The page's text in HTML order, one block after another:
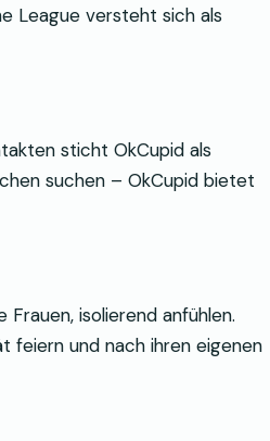
League versteht sich als
sticht OkCupid als
suchen – OkCupid bietet
isolierend anfühlen.
feiern und nach ihren eigenen